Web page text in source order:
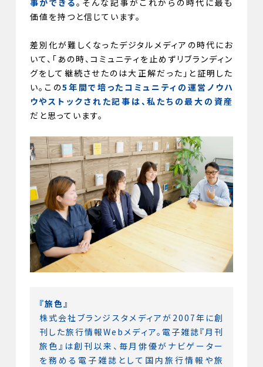
価値を持つと信じています。
差別化が難しくなったデジタルメディアの時代にお
いて、「あの時、コミュニティを止めずリブランディン
グをして継続させたのは大正解だった」と証明した
い。この5年間で培ったコミュニティの運営ノウハ
ウやストックされた記事は、私たちの最大の資産
だと思っています。
『旅色』
株式会社ブランジスタメディアが2007年に創
刊した旅行情報Webメディア。電子雑誌『月刊
旅色』は創刊以来、毎月俳優がナビゲーター
を務める電子雑誌として国内旅行情報や旅